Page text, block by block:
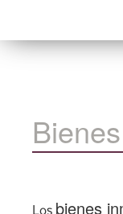
Los bienes